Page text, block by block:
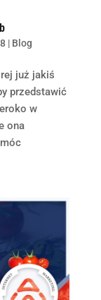
| Blog
już jakiś
przedstawić
w
ona